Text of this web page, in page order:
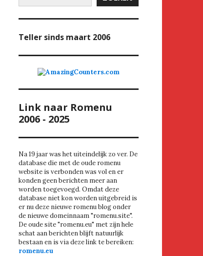
Teller sinds maart 2006
Link naar Romenu
2006 - 2025
Na 19 jaar was het uiteindelijk zo ver. De
database die met de oude romenu
website is verbonden was vol en er
konden geen berichten meer aan
worden toegevoegd. Omdat deze
database niet kon worden uitgebreid is
er nu deze nieuwe romenu blog onder
de nieuwe domeinnaam "romenu.site".
De oude site "romenu.eu" met zijn hele
schat aan berichten blijft natuurlijk
bestaan en is via deze link te bereiken:
romenu.eu